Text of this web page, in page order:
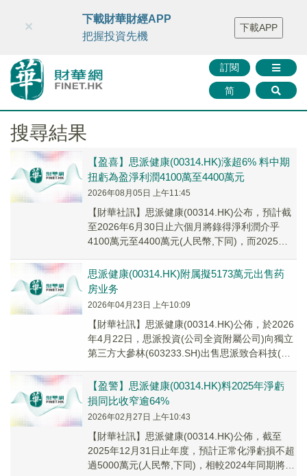
財華智庫網 FINTV FINMETA 財華證券 媒體矩陣
智庫沙龍
聯絡我們
訂閱
简
×
下載財華財經APP
把握投資先機
下載APP
搜尋結果
【盈喜】思派健康(00314.HK)涨超6% 料中期
扭虧為盈淨利潤4100萬至4400萬元
2026年08月05日 上午11:45
【財華社訊】思派健康(00314.HK)公布，預計截
至2026年6月30日止六個月將錄得淨利潤介乎
4100萬元至4400萬元(人民幣,下同)，而2025年
思派健康(00314.HK)附属擬5173萬元出售药
房业务
2026年04月23日 上午10:09
【財華社訊】思派健康(00314.HK)公佈，於2026
年4月22日，思派投資(公司全資附屬公司)向獨立
第三方大參林(603233.SH)出售思派致合科技(廣
【盈警】思派健康(00314.HK)料2025年淨虧
損同比收窄逾64%
2026年02月27日 上午10:43
​【財華社訊】思派健康(00314.HK)公佈，截至
2025年12月31日止年度，預計正常化淨虧損不超
過5000萬元(人民幣,下同)，相較2024年同期將大